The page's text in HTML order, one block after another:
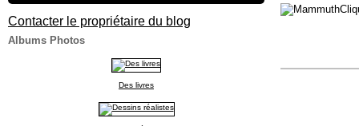
Contacter le propriétaire du blog
Albums Photos
Des livres